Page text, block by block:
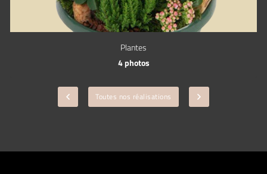
Plantes
4 photos
Toutes nos réalisations